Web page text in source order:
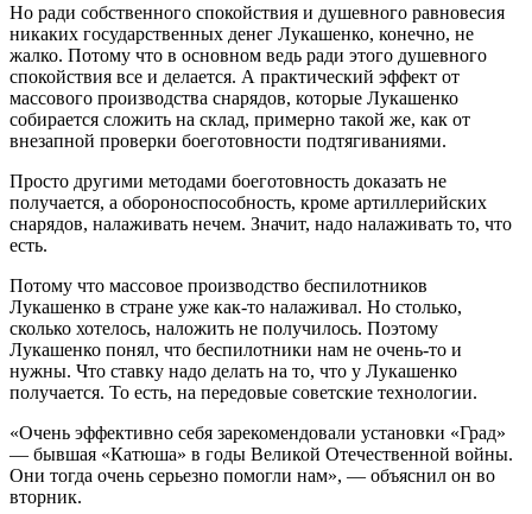
Но ради собственного спокойствия и душевного равновесия
никаких государственных денег Лукашенко, конечно, не
жалко. Потому что в основном ведь ради этого душевного
спокойствия все и делается. А практический эффект от
массового производства снарядов, которые Лукашенко
собирается сложить на склад, примерно такой же, как от
внезапной проверки боеготовности подтягиваниями.
Просто другими методами боеготовность доказать не
получается, а обороноспособность, кроме артиллерийских
снарядов, налаживать нечем. Значит, надо налаживать то, что
есть.
Потому что массовое производство беспилотников
Лукашенко в стране уже как-то налаживал. Но столько,
сколько хотелось, наложить не получилось. Поэтому
Лукашенко понял, что беспилотники нам не очень-то и
нужны. Что ставку надо делать на то, что у Лукашенко
получается. То есть, на передовые советские технологии.
«Очень эффективно себя зарекомендовали установки «Град»
— бывшая «Катюша» в годы Великой Отечественной войны.
Они тогда очень серьезно помогли нам», — объяснил он во
вторник.